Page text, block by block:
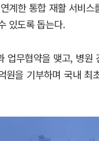
계한 통합 재활 서비
있도록 돕는다.
업무협약을 맺고, 병
원을 기부하며 국내 최